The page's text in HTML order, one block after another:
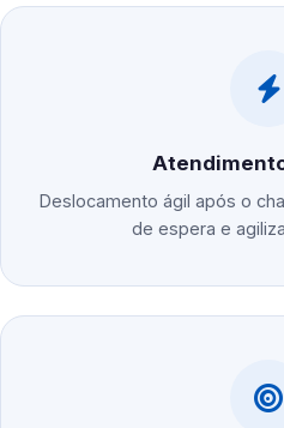
Deslocamento ágil após o
de espera e